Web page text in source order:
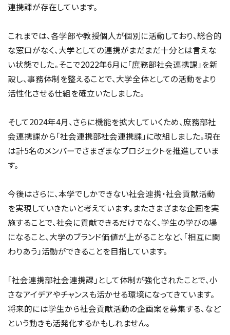
連携課が存在しています。
これまでは、各学部や教授個人が個別に活動しており、総合的
な窓口がなく、大学としての連携がまだまだ十分とは言えな
い状態でした。そこで2022年6月に「庶務部社会連携課」を新
設し、事務体制を整えることで、大学全体としての活動をより
活性化させる仕組を確立いたしました。
そして2024年4月、さらに機能を拡大していくため、庶務部社
会連携課から「社会連携部社会連携課」に改組しました。現在
は計5名のメンバーでさまざまなプロジェクトを推進していま
す。
今後はさらに、本学でしかできない社会連携・社会貢献活動
を実現していきたいと考えています。またさまざまな企画を実
施することで、社会に貢献できるだけでなく、学生の学びの場
になること、大学のブランド価値が上がることなど、「相互に関
わりあう」活動ができることを目指しています。
「社会連携部社会連携課」として体制が強化されたことで、小
さなアイデアやチャンスも活かせる環境になってきています。
将来的には学生から社会貢献活動の企画案を募集する、など
という動きも活発化するかもしれません。